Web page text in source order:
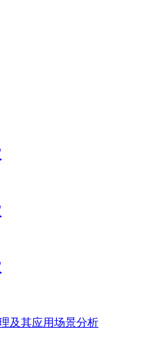
及其应用场景分析